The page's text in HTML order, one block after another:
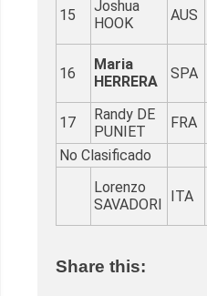
15
Joshua
HOOK
AUS
16
Maria
HERRERA
SPA
17
Randy DE
PUNIET
FRA
No Clasificado
Lorenzo
SAVADORI ITA
Share this: